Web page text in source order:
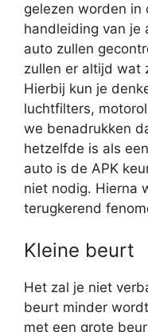
gelezen worden in
handleiding van je
auto zullen
zullen er altijd wat
Hierbij kun je
luchtfilters,
we benadrukken
hetzelfde is als
auto is de APK
niet nodig. Hierna
terugkerend
Kleine beurt
Het zal je niet
beurt minder
met een grote